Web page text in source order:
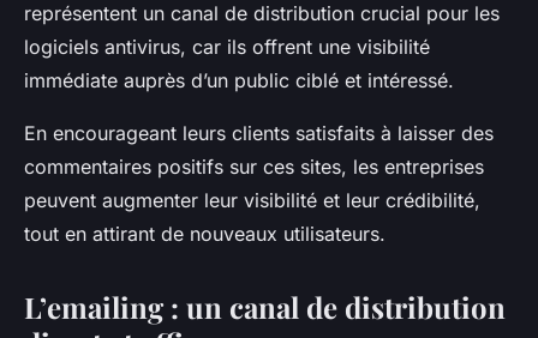
représentent un canal de distribution crucial pour les
logiciels antivirus, car ils offrent une visibilité
immédiate auprès d’un public ciblé et intéressé.
En encourageant leurs clients satisfaits à laisser des
commentaires positifs sur ces sites, les entreprises
peuvent augmenter leur visibilité et leur crédibilité,
tout en attirant de nouveaux utilisateurs.
L’emailing : un canal de distribution